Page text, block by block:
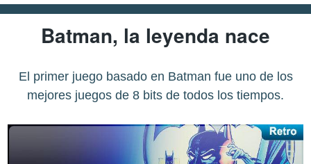
Batman, la leyenda nace
El primer juego basado en Batman fue uno de los
mejores juegos de 8 bits de todos los tiempos.